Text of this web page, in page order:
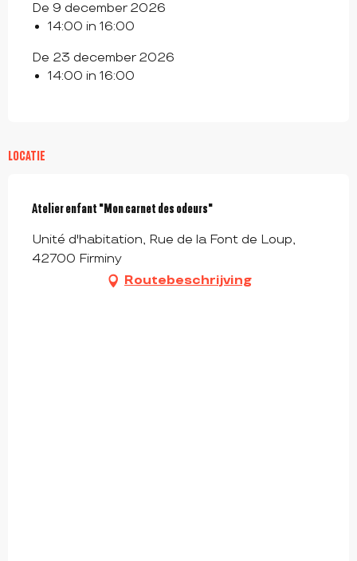
De 9 december 2026
14:00 in 16:00
De 23 december 2026
14:00 in 16:00
LOCATIE
Atelier enfant "Mon carnet des odeurs"
Unité d'habitation, Rue de la Font de Loup,
42700 Firminy
Routebeschrijving